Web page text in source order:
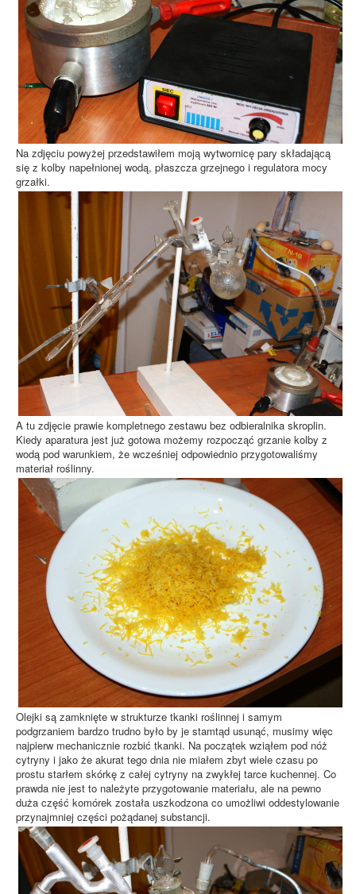
Na zdjęciu powyżej przedstawiłem moją wytwornicę pary składającą
się z kolby napełnionej wodą, płaszcza grzejnego i regulatora mocy
grzałki.
A tu zdjęcie prawie kompletnego zestawu bez odbieralnika skroplin.
Kiedy aparatura jest już gotowa możemy rozpocząć grzanie kolby z
wodą pod warunkiem, że wcześniej odpowiednio przygotowaliśmy
materiał roślinny.
Olejki są zamknięte w strukturze tkanki roślinnej i samym
podgrzaniem bardzo trudno było by je stamtąd usunąć, musimy więc
najpierw mechanicznie rozbić tkanki. Na początek wziąłem pod nóż
cytryny i jako że akurat tego dnia nie miałem zbyt wiele czasu po
prostu starłem skórkę z całej cytryny na zwykłej tarce kuchennej. Co
prawda nie jest to należyte przygotowanie materiału, ale na pewno
duża część komórek została uszkodzona co umożliwi oddestylowanie
przynajmniej części pożądanej substancji.